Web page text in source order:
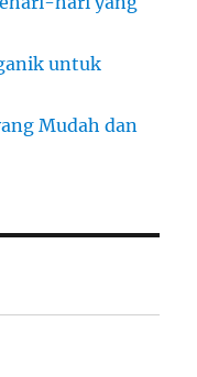
untuk
Mudah dan